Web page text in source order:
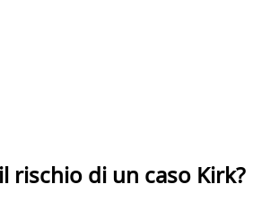
rischio di un caso Kirk?